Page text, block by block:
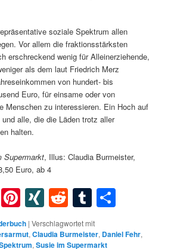
soziale Spektrum allen
Vor allem die fraktionsstärksten
erschreckend wenig für Alleinerziehende,
als dem laut Friedrich Merz
von hundert- bis
Euro, für einsame oder von
Menschen zu interessieren. Ein Hoch auf
und alle, die die Läden trotz aller
halten.
Supermarkt, Illus: Claudia Burmeister,
Euro, ab 4
LinkedIn
Pinterest
XINGRedditTumblr
|Verschlagwortet mit
,Claudia Burmeister, Daniel Fehr,
,Susie im Supermarkt